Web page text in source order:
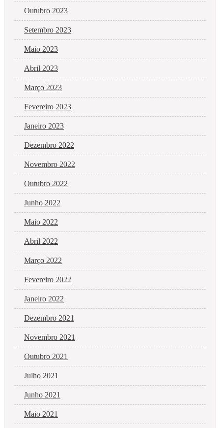
Outubro 2023
Setembro 2023
Maio 2023
Abril 2023
Março 2023
Fevereiro 2023
Janeiro 2023
Dezembro 2022
Novembro 2022
Outubro 2022
Junho 2022
Maio 2022
Abril 2022
Março 2022
Fevereiro 2022
Janeiro 2022
Dezembro 2021
Novembro 2021
Outubro 2021
Julho 2021
Junho 2021
Maio 2021